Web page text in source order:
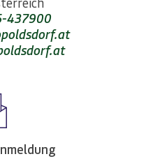
437900